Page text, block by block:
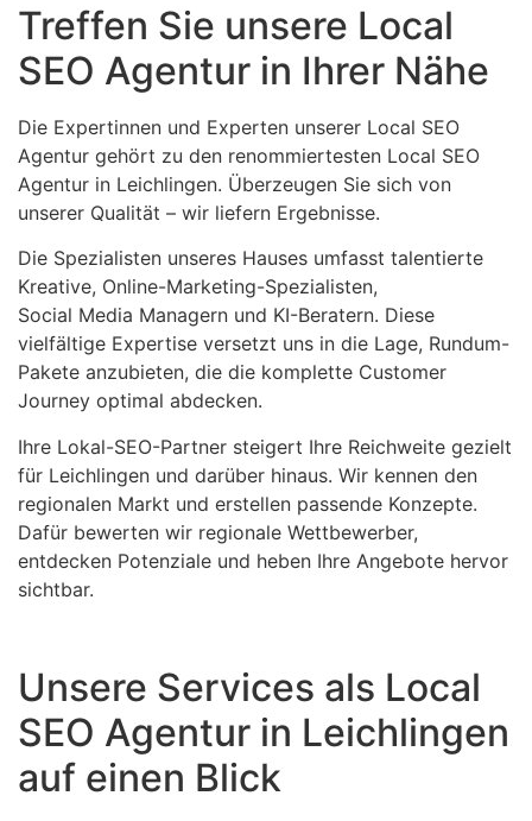
Treffen Sie unsere Local
SEO Agentur in Ihrer Nähe
Die Expertinnen und Experten unserer Local SEO
Agentur gehört zu den renommiertesten Local SEO
Agentur in Leichlingen. Überzeugen Sie sich von
unserer Qualität – wir liefern Ergebnisse.
Die Spezialisten unseres Hauses umfasst talentierte
Kreative, Online-Marketing-Spezialisten,
Social Media Managern und KI-Beratern. Diese
vielfältige Expertise versetzt uns in die Lage, Rundum-
Pakete anzubieten, die die komplette Customer
Journey optimal abdecken.
Ihre Lokal-SEO-Partner steigert Ihre Reichweite gezielt
für Leichlingen und darüber hinaus. Wir kennen den
regionalen Markt und erstellen passende Konzepte.
Dafür bewerten wir regionale Wettbewerber,
entdecken Potenziale und heben Ihre Angebote hervor
sichtbar.
Unsere Services als Local
SEO Agentur in Leichlingen
auf einen Blick